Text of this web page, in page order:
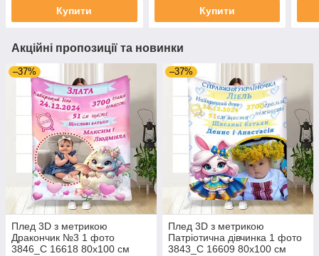
Купити Купити
Акційні пропозиції та новинки
–37%
Плед 3D з метрикою
Дракончик №3 1 фото
3846_C 16618 80х100 см
–37%
Плед 3D з метрикою
Патріотична дівчинка 1 фото
3843_C 16609 80х100 см